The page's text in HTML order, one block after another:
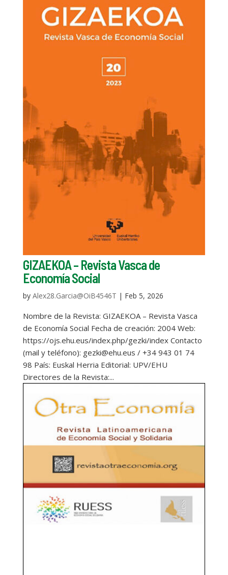
GIZAEKOA – Revista Vasca de
Economía Social
by Alex28.Garcia@OiB4546T | Feb 5, 2026
Nombre de la Revista: GIZAEKOA – Revista Vasca
de Economía Social Fecha de creación: 2004 Web:
https://ojs.ehu.eus/index.php/gezki/index Contacto
(mail y teléfono): gezki@ehu.eus / +34 943 01 74
98 País: Euskal Herria Editorial: UPV/EHU
Directores de la Revista:...